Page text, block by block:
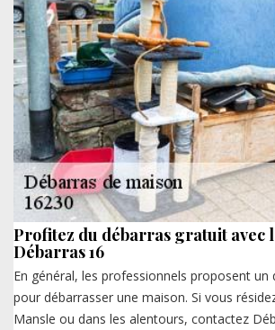
Profitez du débarras gratuit avec
Débarras 16
En général, les professionnels proposent un
pour débarrasser une maison. Si vous
Mansle ou dans les alentours, contactez